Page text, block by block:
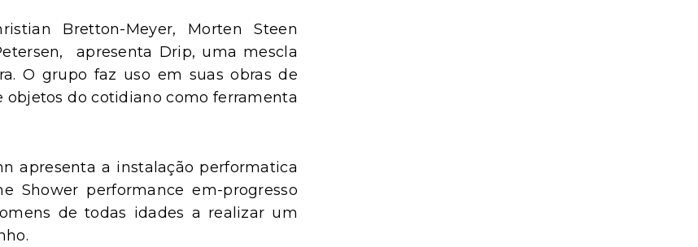
Bretton-Meyer, Morten Steen
apresenta Drip, uma mescla
O grupo faz uso em suas obras de
do cotidiano como ferramenta
apresenta a instalação performatica
performance em-progresso
de todas idades a realizar um